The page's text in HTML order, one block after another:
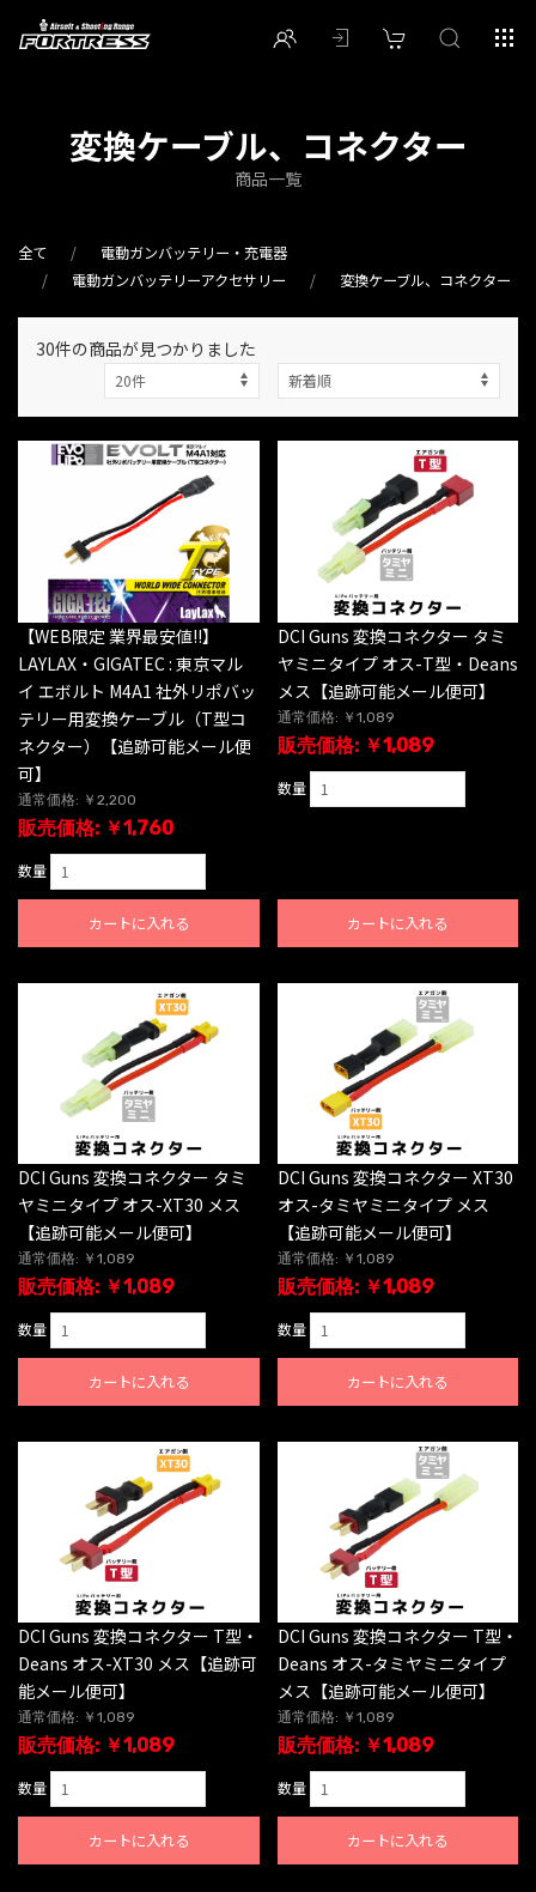
変換ケーブル、コネクター
商品一覧
全て
電動ガンバッテリー・充電器
電動ガンバッテリーアクセサリー
変換ケーブル、コネクター
30件の商品が見つかりました
【WEB限定 業界最安値!!】
LAYLAX・GIGATEC : 東京マル
イ エボルト M4A1 社外リポバッ
テリー用変換ケーブル（T型コ
ネクター）【追跡可能メール便
可】
通常価格: ￥2,200
販売価格: ￥1,760
数量
カートに入れる
DCI Guns 変換コネクター タミ
ヤミニタイプ オス-T型・Deans
メス【追跡可能メール便可】
通常価格: ￥1,089
販売価格: ￥1,089
数量
カートに入れる
DCI Guns 変換コネクター タミ
ヤミニタイプ オス-XT30 メス
【追跡可能メール便可】
通常価格: ￥1,089
販売価格: ￥1,089
数量
カートに入れる
DCI Guns 変換コネクター XT30
オス-タミヤミニタイプ メス
【追跡可能メール便可】
通常価格: ￥1,089
販売価格: ￥1,089
数量
カートに入れる
DCI Guns 変換コネクター T型・
Deans オス-XT30 メス【追跡可
能メール便可】
通常価格: ￥1,089
販売価格: ￥1,089
数量
カートに入れる
DCI Guns 変換コネクター T型・
Deans オス-タミヤミニタイプ
メス【追跡可能メール便可】
通常価格: ￥1,089
販売価格: ￥1,089
数量
カートに入れる